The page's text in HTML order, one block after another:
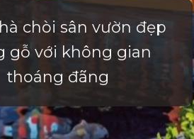
chòi sân vườn đẹp
gỗ với không gian
thoáng đãng